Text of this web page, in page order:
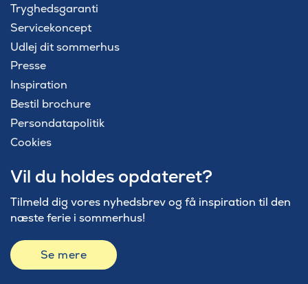
Tryghedsgaranti
Servicekoncept
Udlej dit sommerhus
Presse
Inspiration
Bestil brochure
Persondatapolitik
Cookies
Vil du holdes opdateret?
Tilmeld dig vores nyhedsbrev og få inspiration til den
næste ferie i sommerhus!
Se mere